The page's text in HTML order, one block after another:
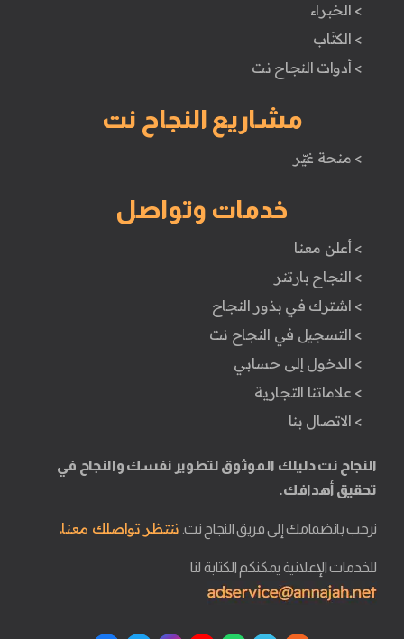
> الخبراء
> الكتَاب
> أدوات النجاح نت
مشاريع النجاح نت
> منحة غيّر
خدمات وتواصل
> أعلن معنا
> النجاح بارتنر
> اشترك في بذور النجاح
> التسجيل في النجاح نت
> الدخول إلى حسابي
> علاماتنا التجارية
> الاتصال بنا
النجاح نت دليلك الموثوق لتطوير نفسك والنجاح في
تحقيق أهدافك.
نرحب بانضمامك إلى فريق النجاح نت. ننتظر تواصلك معنا.
للخدمات الإعلانية يمكنكم الكتابة لنا